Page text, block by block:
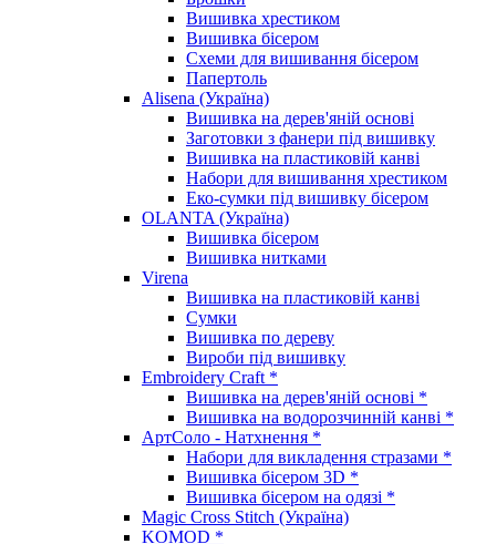
Вишивка хрестиком
Вишивка бісером
Схеми для вишивання бісером
Папертоль
Alisena (Україна)
Вишивка на дерев'яній основі
Заготовки з фанери під вишивку
Вишивка на пластиковій канві
Набори для вишивання хрестиком
Еко-сумки під вишивку бісером
OLANTA (Україна)
Вишивка бісером
Вишивка нитками
Virena
Вишивка на пластиковій канві
Сумки
Вишивка по дереву
Вироби під вишивку
Embroidery Craft *
Вишивка на дерев'яній основі *
Вишивка на водорозчинній канві *
АртСоло - Натхнення *
Набори для викладення стразами *
Вишивка бісером 3D *
Вишивка бісером на одязі *
Magic Cross Stitch (Україна)
KOMOD *